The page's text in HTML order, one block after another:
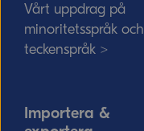
Vårt uppdrag på
minoritetsspråk och
teckenspråk >
Importera &